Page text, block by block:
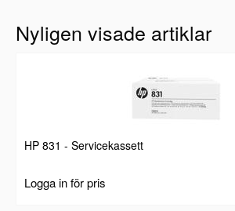
Nyligen visade artiklar
HP 831 - Servicekassett
Logga in för pris